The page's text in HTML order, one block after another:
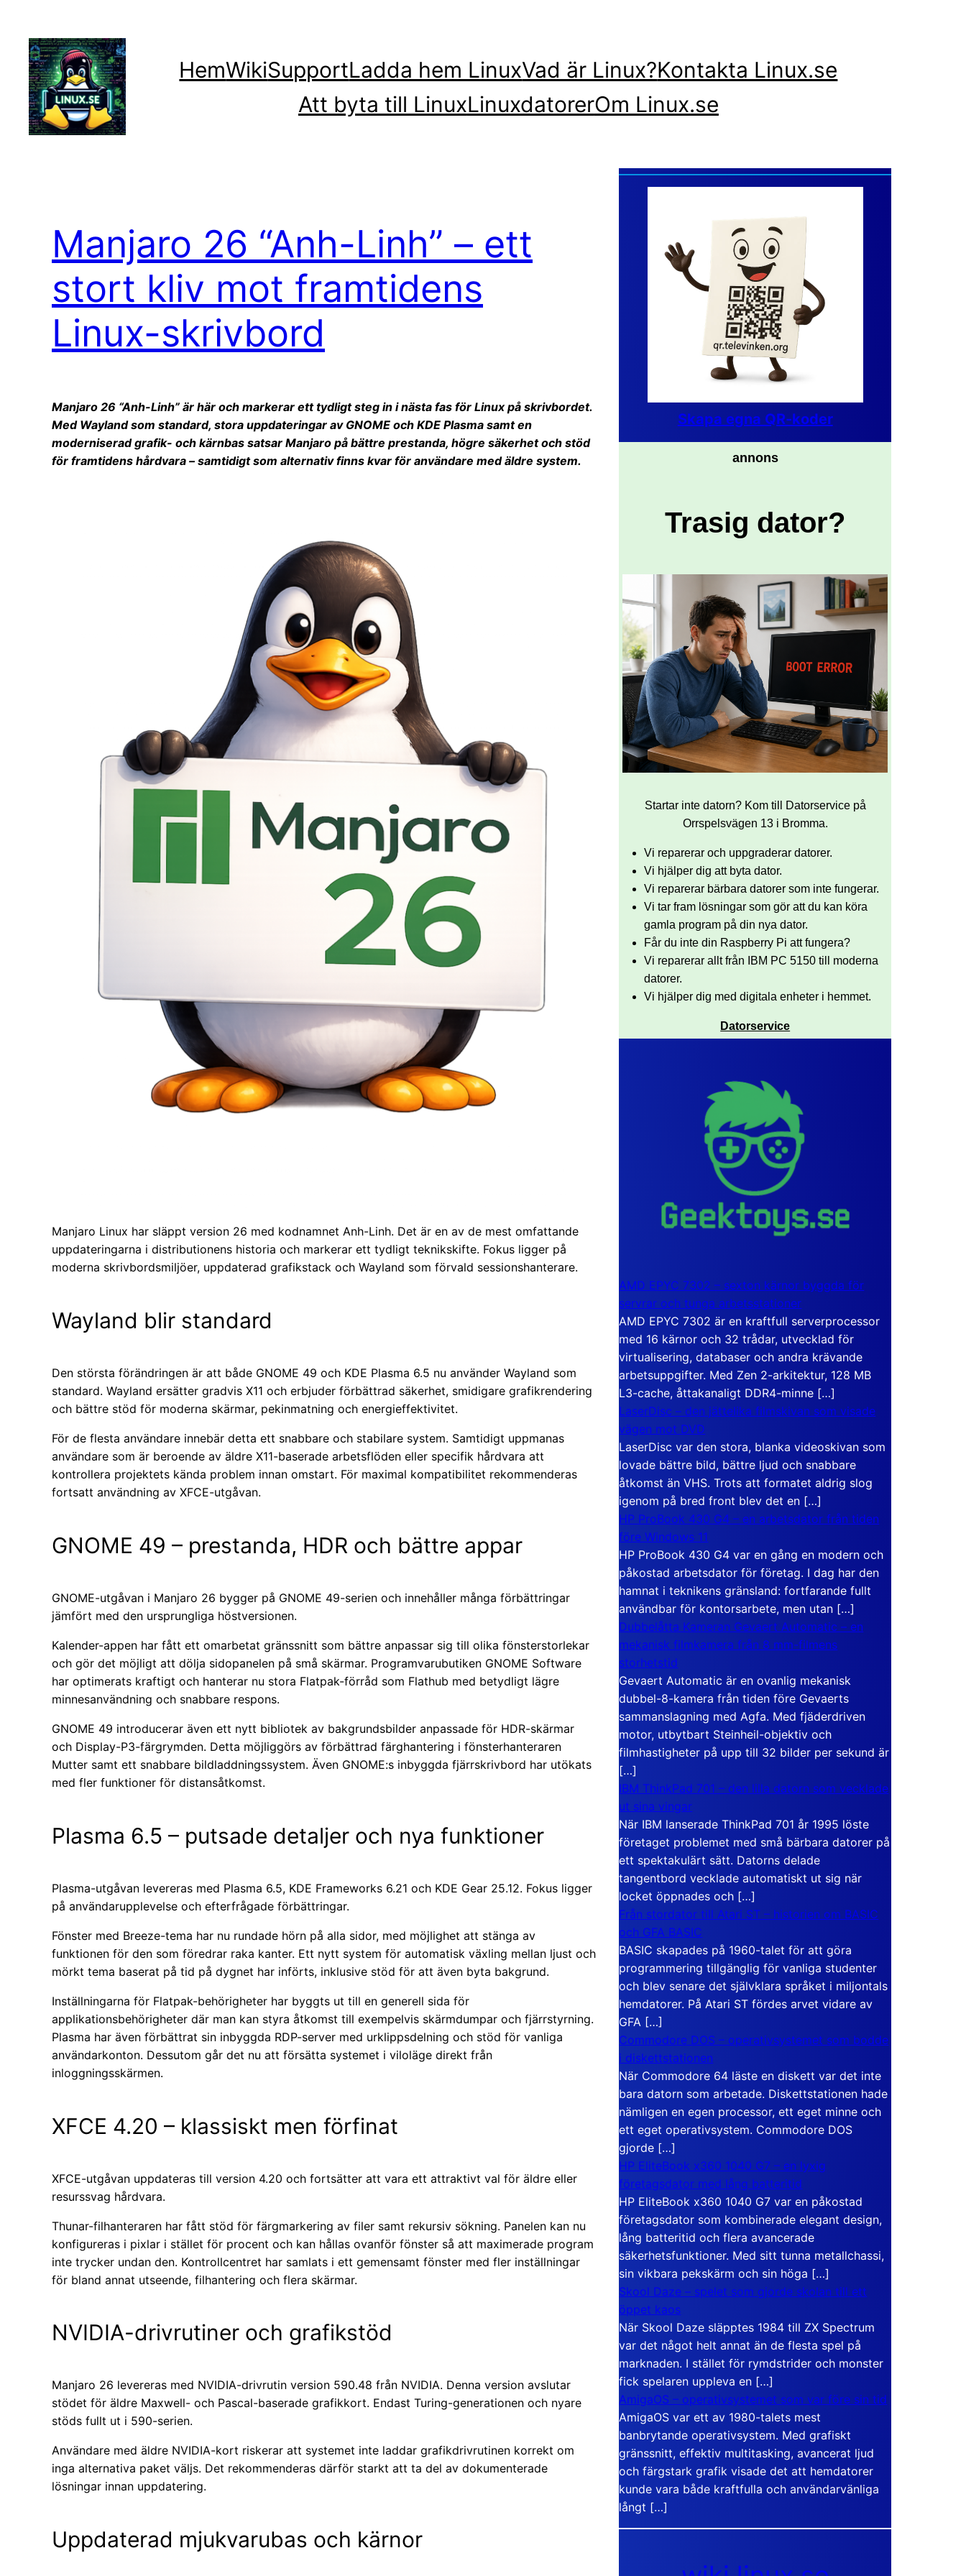
innehåll
HemWikiSupportLadda hem LinuxVad är Linux?Kontakta Linux.se
Att byta till LinuxLinuxdatorerOm Linux.se
Manjaro 26 “Anh-Linh” – ett
stort kliv mot framtidens
Linux-skrivbord
Manjaro 26 “Anh-Linh” är här och markerar ett tydligt steg in i nästa fas för Linux på skrivbordet.
Med Wayland som standard, stora uppdateringar av GNOME och KDE Plasma samt en
moderniserad grafik- och kärnbas satsar Manjaro på bättre prestanda, högre säkerhet och stöd
för framtidens hårdvara – samtidigt som alternativ finns kvar för användare med äldre system.
Manjaro Linux har släppt version 26 med kodnamnet Anh-Linh. Det är en av de mest omfattande
uppdateringarna i distributionens historia och markerar ett tydligt teknikskifte. Fokus ligger på
moderna skrivbordsmiljöer, uppdaterad grafikstack och Wayland som förvald sessionshanterare.
Wayland blir standard
Den största förändringen är att både GNOME 49 och KDE Plasma 6.5 nu använder Wayland som
standard. Wayland ersätter gradvis X11 och erbjuder förbättrad säkerhet, smidigare grafikrendering
och bättre stöd för moderna skärmar, pekinmatning och energieffektivitet.
För de flesta användare innebär detta ett snabbare och stabilare system. Samtidigt uppmanas
användare som är beroende av äldre X11-baserade arbetsflöden eller specifik hårdvara att
kontrollera projektets kända problem innan omstart. För maximal kompatibilitet rekommenderas
fortsatt användning av XFCE-utgåvan.
GNOME 49 – prestanda, HDR och bättre appar
GNOME-utgåvan i Manjaro 26 bygger på GNOME 49-serien och innehåller många förbättringar
jämfört med den ursprungliga höstversionen.
Kalender-appen har fått ett omarbetat gränssnitt som bättre anpassar sig till olika fönsterstorlekar
och gör det möjligt att dölja sidopanelen på små skärmar. Programvarubutiken GNOME Software
har optimerats kraftigt och hanterar nu stora Flatpak-förråd som Flathub med betydligt lägre
minnesanvändning och snabbare respons.
GNOME 49 introducerar även ett nytt bibliotek av bakgrundsbilder anpassade för HDR-skärmar
och Display-P3-färgrymden. Detta möjliggörs av förbättrad färghantering i fönsterhanteraren
Mutter samt ett snabbare bildladdningssystem. Även GNOME:s inbyggda fjärrskrivbord har utökats
med fler funktioner för distansåtkomst.
Plasma 6.5 – putsade detaljer och nya funktioner
Plasma-utgåvan levereras med Plasma 6.5, KDE Frameworks 6.21 och KDE Gear 25.12. Fokus ligger
på användarupplevelse och efterfrågade förbättringar.
Fönster med Breeze-tema har nu rundade hörn på alla sidor, med möjlighet att stänga av
funktionen för den som föredrar raka kanter. Ett nytt system för automatisk växling mellan ljust och
mörkt tema baserat på tid på dygnet har införts, inklusive stöd för att även byta bakgrund.
Inställningarna för Flatpak-behörigheter har byggts ut till en generell sida för
applikationsbehörigheter där man kan styra åtkomst till exempelvis skärmdumpar och fjärrstyrning.
Plasma har även förbättrat sin inbyggda RDP-server med urklippsdelning och stöd för vanliga
användarkonton. Dessutom går det nu att försätta systemet i viloläge direkt från
inloggningsskärmen.
XFCE 4.20 – klassiskt men förfinat
XFCE-utgåvan uppdateras till version 4.20 och fortsätter att vara ett attraktivt val för äldre eller
resurssvag hårdvara.
Thunar-filhanteraren har fått stöd för färgmarkering av filer samt rekursiv sökning. Panelen kan nu
konfigureras i pixlar i stället för procent och kan hållas ovanför fönster så att maximerade program
inte trycker undan den. Kontrollcentret har samlats i ett gemensamt fönster med fler inställningar
för bland annat utseende, filhantering och flera skärmar.
NVIDIA-drivrutiner och grafikstöd
Manjaro 26 levereras med NVIDIA-drivrutin version 590.48 från NVIDIA. Denna version avslutar
stödet för äldre Maxwell- och Pascal-baserade grafikkort. Endast Turing-generationen och nyare
stöds fullt ut i 590-serien.
Användare med äldre NVIDIA-kort riskerar att systemet inte laddar grafikdrivrutinen korrekt om
inga alternativa paket väljs. Det rekommenderas därför starkt att ta del av dokumenterade
lösningar innan uppdatering.
Uppdaterad mjukvarubas och kärnor
Skapa egna QR-koder
annons
Trasig dator?
Startar inte datorn? Kom till Datorservice på
Orrspelsvägen 13 i Bromma.
Vi reparerar och uppgraderar datorer.
Vi hjälper dig att byta dator.
Vi reparerar bärbara datorer som inte fungerar.
Vi tar fram lösningar som gör att du kan köra
gamla program på din nya dator.
Får du inte din Raspberry Pi att fungera?
Vi reparerar allt från IBM PC 5150 till moderna
datorer.
Vi hjälper dig med digitala enheter i hemmet.
Datorservice
AMD EPYC 7302 – sexton kärnor byggda för
servrar och tunga arbetsstationer
AMD EPYC 7302 är en kraftfull serverprocessor
med 16 kärnor och 32 trådar, utvecklad för
virtualisering, databaser och andra krävande
arbetsuppgifter. Med Zen 2-arkitektur, 128 MB
L3-cache, åttakanaligt DDR4-minne […]
LaserDisc – den jättelika filmskivan som visade
vägen mot DVD
LaserDisc var den stora, blanka videoskivan som
lovade bättre bild, bättre ljud och snabbare
åtkomst än VHS. Trots att formatet aldrig slog
igenom på bred front blev det en […]
HP ProBook 430 G4 – en arbetsdator från tiden
före Windows 11
HP ProBook 430 G4 var en gång en modern och
påkostad arbetsdator för företag. I dag har den
hamnat i teknikens gränsland: fortfarande fullt
användbar för kontorsarbete, men utan […]
Dubbelåtta Kameran Gevaert Automatic – en
mekanisk filmkamera från 8 mm-filmens
storhetstid
Gevaert Automatic är en ovanlig mekanisk
dubbel-8-kamera från tiden före Gevaerts
sammanslagning med Agfa. Med fjäderdriven
motor, utbytbart Steinheil-objektiv och
filmhastigheter på upp till 32 bilder per sekund är
[…]
IBM ThinkPad 701 – den lilla datorn som vecklade
ut sina vingar
När IBM lanserade ThinkPad 701 år 1995 löste
företaget problemet med små bärbara datorer på
ett spektakulärt sätt. Datorns delade
tangentbord vecklade automatiskt ut sig när
locket öppnades och […]
Från stordator till Atari ST – historien om BASIC
och GFA BASIC
BASIC skapades på 1960-talet för att göra
programmering tillgänglig för vanliga studenter
och blev senare det självklara språket i miljontals
hemdatorer. På Atari ST fördes arvet vidare av
GFA […]
Commodore DOS – operativsystemet som bodde
i diskettstationen
När Commodore 64 läste en diskett var det inte
bara datorn som arbetade. Diskettstationen hade
nämligen en egen processor, ett eget minne och
ett eget operativsystem. Commodore DOS
gjorde […]
HP EliteBook x360 1040 G7 – en lyxig
företagsdator med lång batteritid
HP EliteBook x360 1040 G7 var en påkostad
företagsdator som kombinerade elegant design,
lång batteritid och flera avancerade
säkerhetsfunktioner. Med sitt tunna metallchassi,
sin vikbara pekskärm och sin höga […]
Skool Daze – spelet som gjorde skolan till ett
öppet kaos
När Skool Daze släpptes 1984 till ZX Spectrum
var det något helt annat än de flesta spel på
marknaden. I stället för rymdstrider och monster
fick spelaren uppleva en […]
AmigaOS – operativsystemet som var före sin tid
AmigaOS var ett av 1980-talets mest
banbrytande operativsystem. Med grafiskt
gränssnitt, effektiv multitasking, avancerat ljud
och färgstark grafik visade det att hemdatorer
kunde vara både kraftfulla och användarvänliga
långt […]